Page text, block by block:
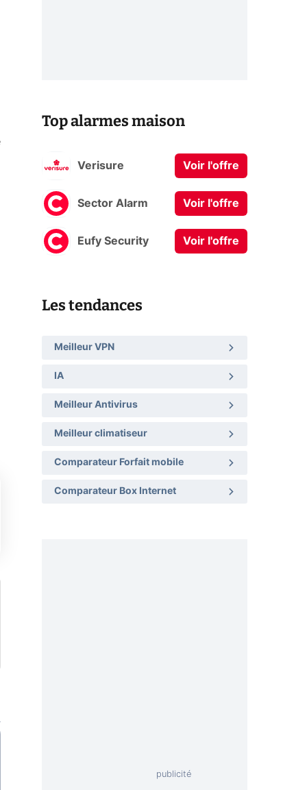
Top alarmes maison
Verisure Voir l'offre
Sector Alarm Voir l'offre
Eufy Security Voir l'offre
Les tendances
Meilleur VPN
IA
Meilleur Antivirus
Meilleur climatiseur
Comparateur Forfait mobile
Comparateur Box Internet